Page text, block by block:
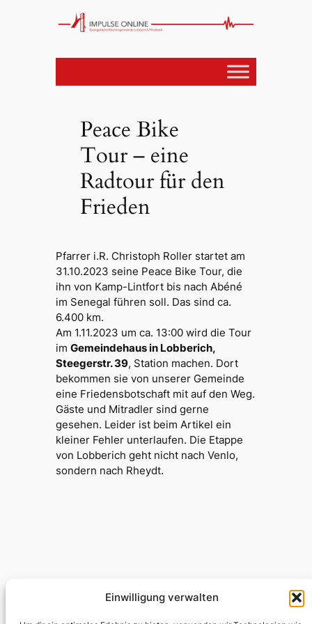
Einwilligung verwalten
Peace Bike
Tour – eine
Radtour für den
Frieden
Pfarrer i.R. Christoph Roller startet am
31.10.2023 seine Peace Bike Tour, die
ihn von Kamp-Lintfort bis nach Abéné
im Senegal führen soll. Das sind ca.
6.400 km.
Am 1.11.2023 um ca. 13:00 wird die Tour
im Gemeindehaus in Lobberich,
Steegerstr. 39, Station machen. Dort
bekommen sie von unserer Gemeinde
eine Friedensbotschaft mit auf den Weg.
Gäste und Mitradler sind gerne
gesehen. Leider ist beim Artikel ein
kleiner Fehler unterlaufen. Die Etappe
von Lobberich geht nicht nach Venlo,
sondern nach Rheydt.